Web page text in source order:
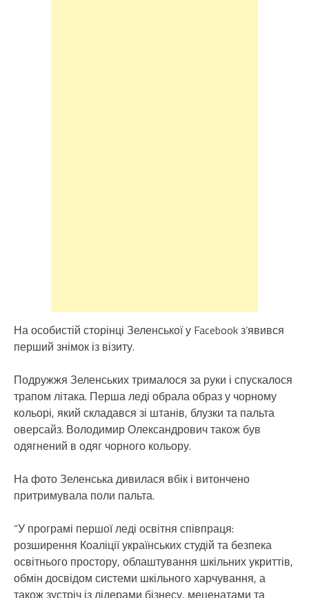
На особистій сторінці Зеленської у Facebook з’явився
перший знімок із візиту.
Подружжя Зеленських трималося за руки і спускалося
трапом літака. Перша леді обрала образ у чорному
кольорі, який складався зі штанів, блузки та пальта
оверсайз. Володимир Олександрович також був
одягнений в одяг чорного кольору.
На фото Зеленська дивилася вбік і витончено
притримувала поли пальта.
“У програмі першої леді освітня співпраця:
розширення Коаліції українських студій та безпека
освітнього простору, облаштування шкільних укриттів,
обмін досвідом системи шкільного харчування, а
також зустріч із лідерами бізнесу, меценатами та